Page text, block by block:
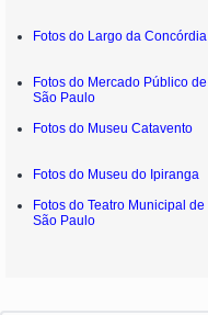
Fotos do Largo da Concórdia
Fotos do Mercado Público de
São Paulo
Fotos do Museu Catavento
Fotos do Museu do Ipiranga
Fotos do Teatro Municipal de
São Paulo